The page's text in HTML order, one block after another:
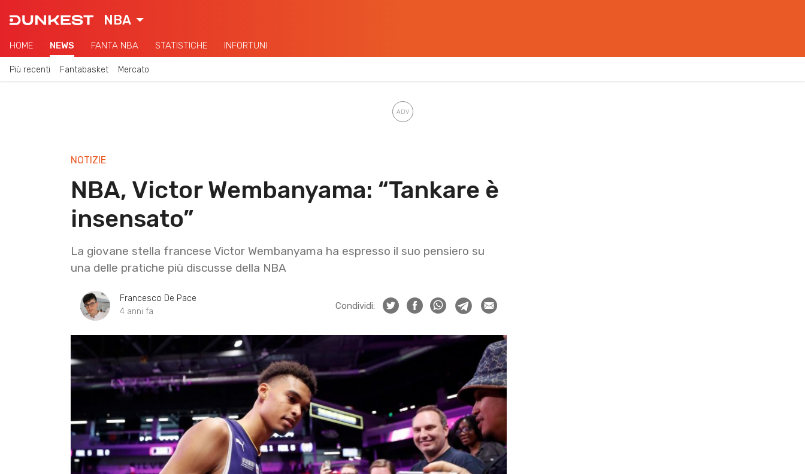
NBA
HOME NEWS FANTA NBA STATISTICHE INFORTUNI
Più recenti Fantabasket Mercato
NOTIZIE
NBA, Victor Wembanyama: “Tankare è
insensato”
La giovane stella francese Victor Wembanyama ha espresso il suo pensiero su
una delle pratiche più discusse della NBA
Francesco De Pace
4 anni fa
Condividi: